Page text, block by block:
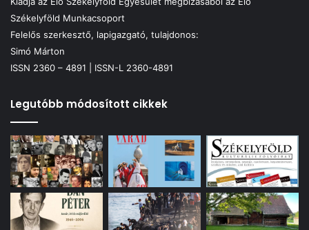
Székelyföld Munkacsoport
Felelős szerkesztő, lapigazgató, tulajdonos:
Simó Márton
ISSN 2360 – 4891 | ISSN-L 2360-4891
Legutóbb módosított cikkek